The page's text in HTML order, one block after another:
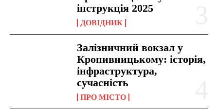
інструкція 2025
ДОВІДНИК
Залізничний вокзал у
Кропивницькому: історія,
інфраструктура,
сучасність
ПРО МІСТО